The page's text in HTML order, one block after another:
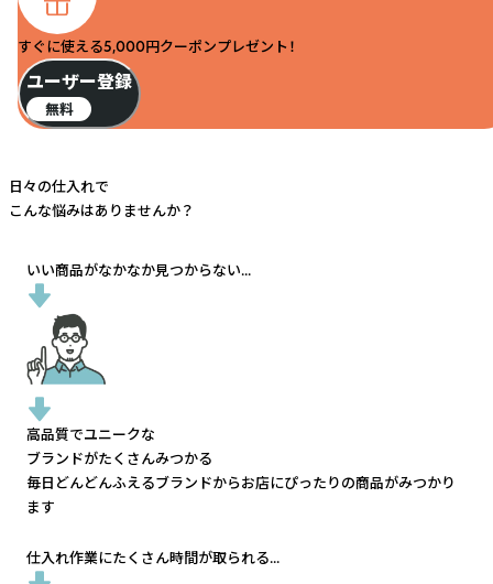
すぐに使える5,000円クーポンプレゼント！
ユーザー登録
無料
日々の仕入れで
こんな悩みはありませんか？
いい商品がなかなか見つからない...
高品質でユニークな
ブランドがたくさんみつかる
毎日どんどんふえるブランドからお店にぴったりの商品がみつかり
ます
仕入れ作業にたくさん時間が取られる...